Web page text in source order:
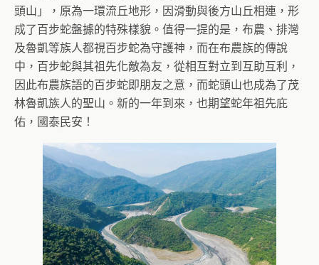
頭山」，原為一環流丘地形，因滑動與後方山丘相連，形
成了百步蛇盤據的特殊樣貌。值得一提的是，布農、排灣
及魯凱等族人都視百步蛇為守護神，而在布農族的傳說
中，百步蛇與其祖先化敵為友，從相互對立到互助互利，
因此布農族語的百步蛇即朋友之意，而蛇頭山也成為了茂
林魯凱族人的聖山。新的一年到來，也期望蛇年祖先庇
佑，國泰民安！